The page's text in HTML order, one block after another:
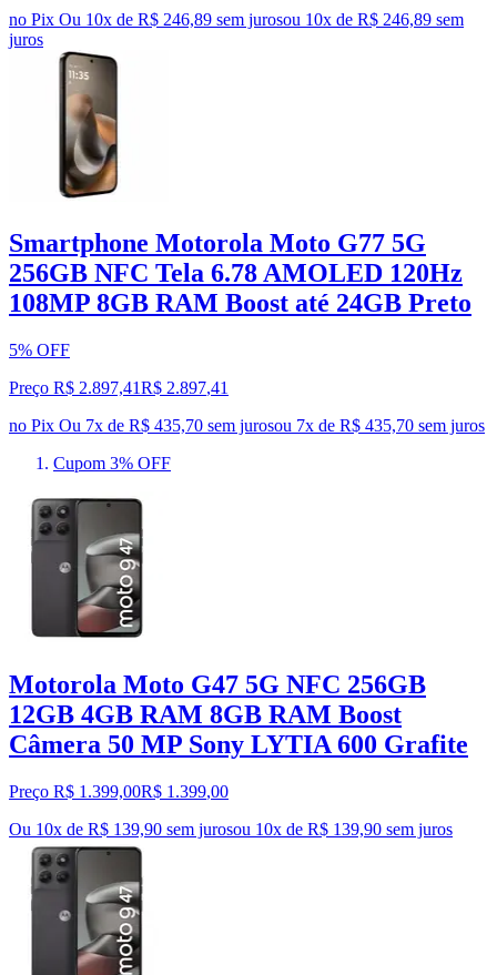
no Pix Ou 10x de R$ 246,89 sem jurosou 10x de R$ 246,89 sem
juros
Smartphone Motorola Moto G77 5G
256GB NFC Tela 6.78 AMOLED 120Hz
108MP 8GB RAM Boost até 24GB Preto
5% OFF
Preço R$ 2.897,41R$ 2.897,41
no Pix Ou 7x de R$ 435,70 sem jurosou 7x de R$ 435,70 sem juros
Cupom 3% OFF
Motorola Moto G47 5G NFC 256GB
12GB 4GB RAM 8GB RAM Boost
Câmera 50 MP Sony LYTIA 600 Grafite
Preço R$ 1.399,00R$ 1.399,00
Ou 10x de R$ 139,90 sem jurosou 10x de R$ 139,90 sem juros